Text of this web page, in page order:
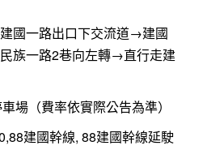
國一路出口下交流道→建國
族一路2巷向左轉→直行走建
場（費率依實際公告為準）
建國幹線, 88建國幹線延駛